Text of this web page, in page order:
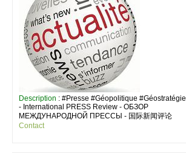
Description : #Presse #Géopolitique #Géostratégie
- International PRESS Review - ОБЗОР
МЕЖДУНАРОДНОЙ ПРЕССЫ - 国际新闻评论
Contact